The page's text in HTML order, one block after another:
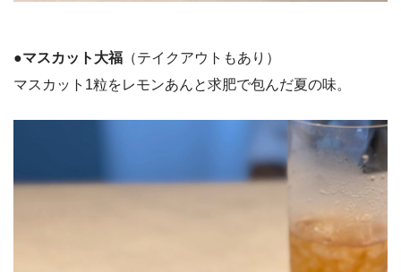
●マスカット大福 （テイクアウトもあり）
マスカット1粒をレモンあんと求肥で包んだ夏の味。